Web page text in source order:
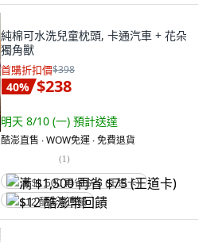
純棉可水洗兒童枕頭, 卡通汽車 + 花朵
獨角獸
首購折扣價$398
40% $238
明天 8/10 (一) 預計送達
酷澎直售 ∙ WOW免運 ∙ 免費退貨
(1)
满 $1,500 再省 $75 (王道卡)
$12 酷澎幣回饋